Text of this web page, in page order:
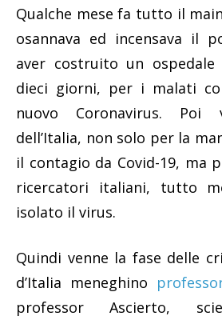
Qualche mese fa tutto il
osannava ed incensava il
aver costruito un
dieci giorni, per i malati
nuovo Coronavirus.
dell’Italia, non solo per la
il contagio da Covid-19, ma
ricercatori italiani, tutto
isolato il virus.
Quindi venne la fase delle
d’Italia meneghino
professor Ascierto,